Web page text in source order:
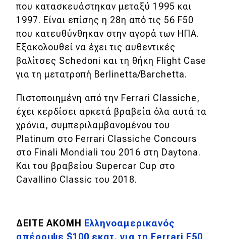
DRIVE Away
MOTO
Μεταχειρισμένο
Συμβουλές
Χρηστικά
Συμβουλές
ΚΤΕΟ
που κατασκευάστηκαν μεταξύ 1995 και
1997. Είναι επίσης η 28η από τις 56 F50
που κατευθύνθηκαν στην αγορά των ΗΠΑ.
Εξακολουθεί να έχει τις αυθεντικές
βαλίτσες Schedoni και τη θήκη Flight Case
για τη μετατροπή Berlinetta/Barchetta.
Πιστοποιημένη από την Ferrari Classiche,
έχει κερδίσει αρκετά βραβεία όλα αυτά τα
χρόνια, συμπεριλαμβανομένου του
Platinum στο Ferrari Classiche Concours
στο Finali Mondiali του 2016 στη Daytona.
Και του βραβείου Supercar Cup στο
Cavallino Classic του 2018.
ΔΕΙΤΕ ΑΚΟΜΗ Ελληνοαμερικανός
απέρριψε $100 εκατ. για τη Ferrari F50